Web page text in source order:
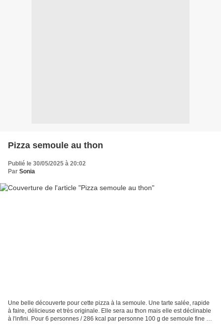
Pizza semoule au thon
Publié le 30/05/2025 à 20:02
Par Sonia
Une belle découverte pour cette pizza à la semoule. Une tarte salée, rapide
à faire, délicieuse et très originale. Elle sera au thon mais elle est déclinable
à l'infini. Pour 6 personnes / 286 kcal par personne 100 g de semoule fine 3